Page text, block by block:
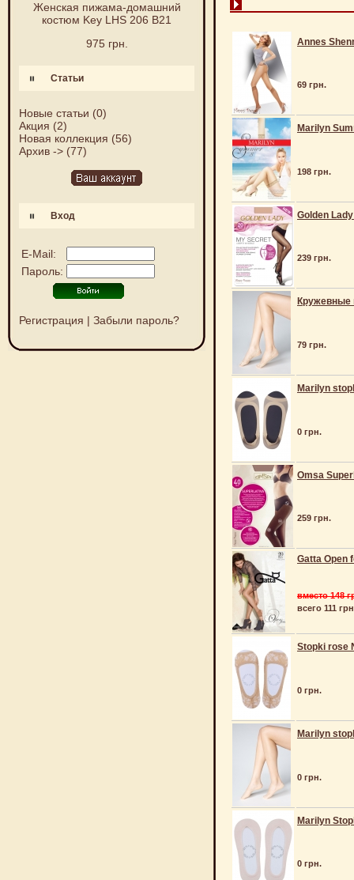
Женская пижама-домашний
костюм Key LHS 206 B21
975 грн.
Статьи
Новые статьи (0)
Акция (2)
Новая коллекция (56)
Архив -> (77)
Вход
E-Mail:
Пароль:
Регистрация | Забыли пароль?
Annes
69 грн.
Marilyn
198 грн.
Golden
239 грн.
Кружевные
79 грн.
Marilyn
0 грн.
Omsa
259 грн.
Gatta Open
вместо 148
всего 111
Stopki rose
0 грн.
Marilyn
0 грн.
Marilyn
0 грн.